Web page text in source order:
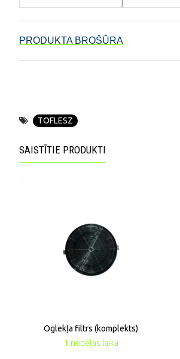
PRODUKTA BROŠŪRA
TOFLESZ
SAISTĪTIE PRODUKTI
1 nedēļas laikā
Oglekļa filtrs (komplekts)